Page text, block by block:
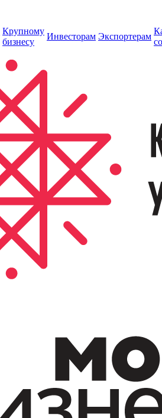
Крупному
бизнесу
Инвесторам Экспортерам